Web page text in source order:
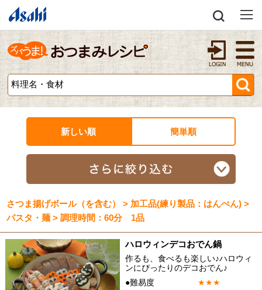
新しい順 簡単順
さつま揚げボール（を含む） > 加工品(練り製品：はんぺん) >
パスタ・麺 > 調理時間：60分 1品
ハロウィンデコおでん鍋
作るも、食べるも楽しい♪ハロウィ
ンにぴったりのデコおでん♪
●難易度
★★★